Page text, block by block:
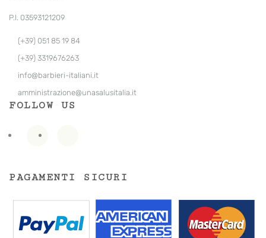
P.I. 03593121209
(+39) 051 85 19 84
(+39) 3319676263
info@barbieri-italiani.it
amministrazione@unasalusitalia.it
FOLLOW US
PAGAMENTI SICURI